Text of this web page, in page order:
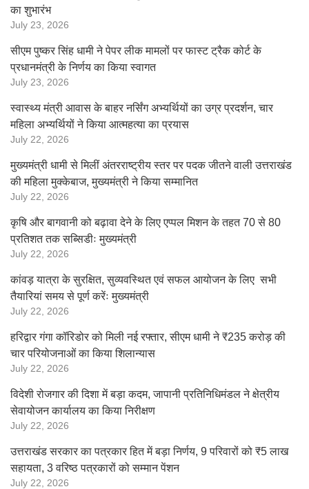
का शुभारंभ
July 23, 2026
सीएम पुष्कर सिंह धामी ने पेपर लीक मामलों पर फास्ट ट्रैक कोर्ट के
प्रधानमंत्री के निर्णय का किया स्वागत
July 23, 2026
स्वास्थ्य मंत्री आवास के बाहर नर्सिंग अभ्यर्थियों का उग्र प्रदर्शन, चार
महिला अभ्यर्थियों ने किया आत्महत्या का प्रयास
July 22, 2026
मुख्यमंत्री धामी से मिलीं अंतरराष्ट्रीय स्तर पर पदक जीतने वाली उत्तराखंड
की महिला मुक्केबाज, मुख्यमंत्री ने किया सम्मानित
July 22, 2026
कृषि और बागवानी को बढ़ावा देने के लिए एप्पल मिशन के तहत 70 से 80
प्रतिशत तक सब्सिडीः मुख्यमंत्री
July 22, 2026
कांवड़ यात्रा के सुरक्षित, सुव्यवस्थित एवं सफल आयोजन के लिए सभी
तैयारियां समय से पूर्ण करेंः मुख्यमंत्री
July 22, 2026
हरिद्वार गंगा कॉरिडोर को मिली नई रफ्तार, सीएम धामी ने ₹235 करोड़ की
चार परियोजनाओं का किया शिलान्यास
July 22, 2026
विदेशी रोजगार की दिशा में बड़ा कदम, जापानी प्रतिनिधिमंडल ने क्षेत्रीय
सेवायोजन कार्यालय का किया निरीक्षण
July 22, 2026
उत्तराखंड सरकार का पत्रकार हित में बड़ा निर्णय, 9 परिवारों को ₹5 लाख
सहायता, 3 वरिष्ठ पत्रकारों को सम्मान पेंशन
July 22, 2026